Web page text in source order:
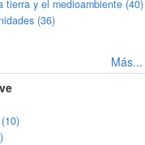
tierra y el medioambiente (40)
(36)
Más...